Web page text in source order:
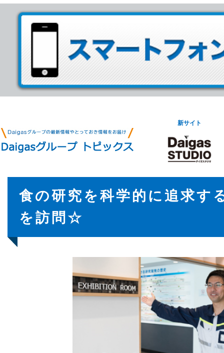
新サイト
食の研究を科学的に追求す
を訪問☆